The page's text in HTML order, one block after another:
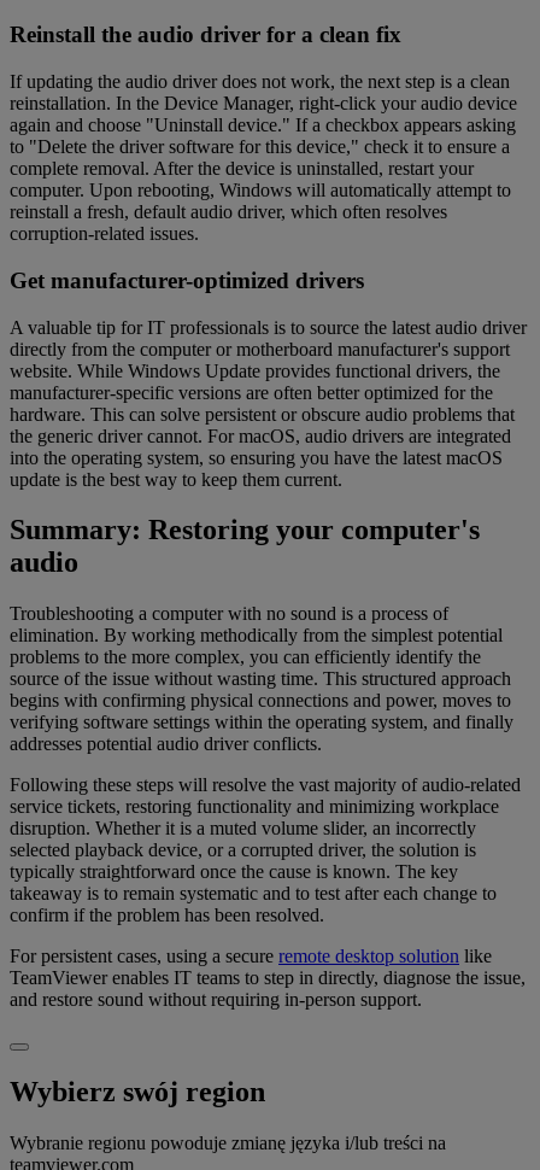
Reinstall the audio driver for a clean fix
If updating the audio driver does not work, the next step is a clean
reinstallation. In the Device Manager, right-click your audio device
again and choose "Uninstall device." If a checkbox appears asking
to "Delete the driver software for this device," check it to ensure a
complete removal. After the device is uninstalled, restart your
computer. Upon rebooting, Windows will automatically attempt to
reinstall a fresh, default audio driver, which often resolves
corruption-related issues.
Get manufacturer-optimized drivers
A valuable tip for IT professionals is to source the latest audio driver
directly from the computer or motherboard manufacturer's support
website. While Windows Update provides functional drivers, the
manufacturer-specific versions are often better optimized for the
hardware. This can solve persistent or obscure audio problems that
the generic driver cannot. For macOS, audio drivers are integrated
into the operating system, so ensuring you have the latest macOS
update is the best way to keep them current.
Summary: Restoring your computer's
audio
Troubleshooting a computer with no sound is a process of
elimination. By working methodically from the simplest potential
problems to the more complex, you can efficiently identify the
source of the issue without wasting time. This structured approach
begins with confirming physical connections and power, moves to
verifying software settings within the operating system, and finally
addresses potential audio driver conflicts.
Following these steps will resolve the vast majority of audio-related
service tickets, restoring functionality and minimizing workplace
disruption. Whether it is a muted volume slider, an incorrectly
selected playback device, or a corrupted driver, the solution is
typically straightforward once the cause is known. The key
takeaway is to remain systematic and to test after each change to
confirm if the problem has been resolved.
For persistent cases, using a secure remote desktop solution like
TeamViewer enables IT teams to step in directly, diagnose the issue,
and restore sound without requiring in-person support.
Wybierz swój region
Wybranie regionu powoduje zmianę języka i/lub treści na
teamviewer.com